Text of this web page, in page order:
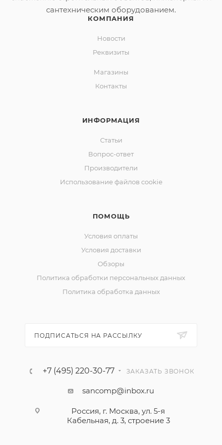
сантехническим оборудованием.
КОМПАНИЯ
Новости
Реквизиты
Магазины
Контакты
ИНФОРМАЦИЯ
Статьи
Вопрос-ответ
Производители
Использование файлов cookie
ПОМОЩЬ
Условия оплаты
Условия доставки
Обзоры
Политика обработки персональных данных
Политика обработка данных
ПОДПИСАТЬСЯ НА РАССЫЛКУ
+7 (495) 220-30-77 ЗАКАЗАТЬ ЗВОНОК
sancomp@inbox.ru
Россия, г. Москва, ул. 5-я
Кабельная, д. 3, строение 3